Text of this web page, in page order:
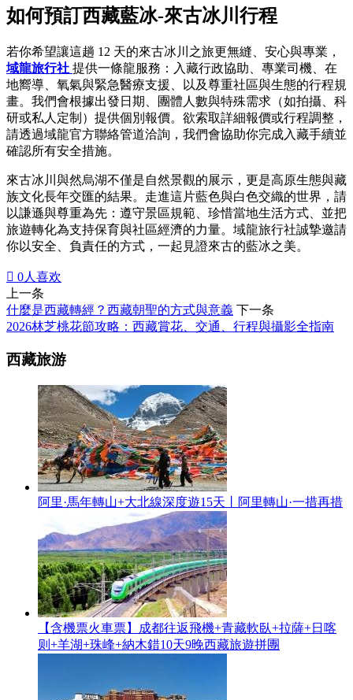
如何預訂西藏藍冰-來古冰川行程
若你希望讓這趟 12 天的來古冰川之旅更無縫、安心與專業，
域龍旅行社 提供一條龍服務：入藏行政協助、專業司機、在
地嚮導、氧氣與緊急醫療支援、以及尊重社區與生態的行程規
畫。我們會根據出發日期、團體人數與特殊需求（如拍攝、科
研或私人定制）提供個別報價。欲索取詳細報價或行程調整，
請透過域龍官方聯絡管道洽詢，我們會協助你完成入藏手續並
確認所有安全措施。
來古冰川與然烏湖不僅是自然景觀的展示，更是高原生態與藏
族文化長年交匯的結果。走進這片藍色與白色交織的世界，請
以謙遜與尊重為先：遵守景區規範、珍惜當地生活方式、並把
旅遊轉化為支持保育與社區經濟的力量。域龍旅行社誠摯邀請
你以安全、負責任的方式，一起見證來古的藍冰之美。
 0人喜欢
上一条
什麼是西藏轉經？西藏朝聖的方式與意義 下一条
2026林芝桃花節攻略：西藏賞花、交通、行程與攝影全指南
西藏旅游
阿里·馬年轉山+大北線深度遊15天丨阿里轉山·一措再措
【含機票火車票】成都往返飛機+青藏軟臥+拉薩+日喀
则+羊湖+珠峰+納木錯10天9晚西藏旅遊拼團